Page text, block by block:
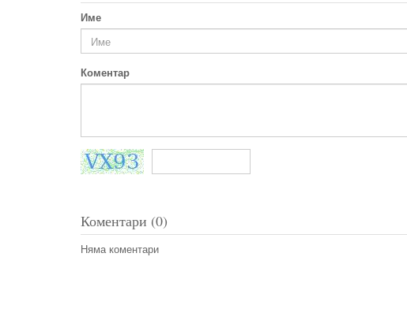
Име
Коментар
Коментари (0)
Няма коментари